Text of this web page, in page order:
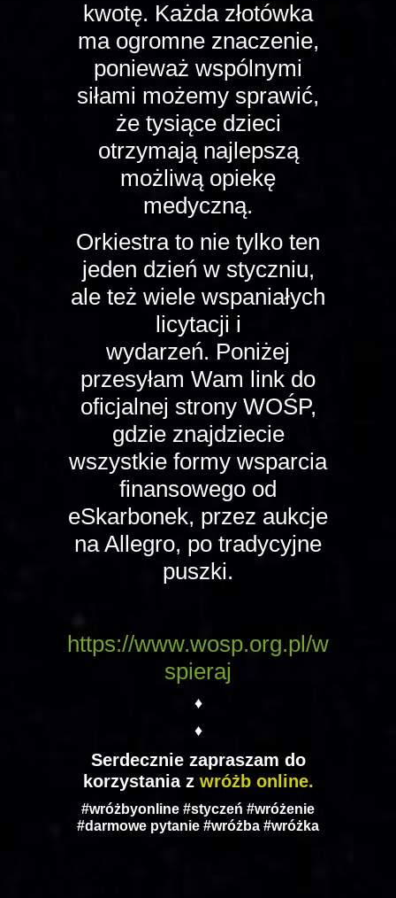
kwotę. Każda złotówka
ma ogromne znaczenie,
ponieważ wspólnymi
siłami możemy sprawić,
że tysiące dzieci
otrzymają najlepszą
możliwą opiekę
medyczną.
Orkiestra to nie tylko ten
jeden dzień w styczniu,
ale też wiele wspaniałych
licytacji i
wydarzeń. Poniżej
przesyłam Wam link do
oficjalnej strony WOŚP,
gdzie znajdziecie
wszystkie formy wsparcia
finansowego od
eSkarbonek, przez aukcje
na Allegro, po tradycyjne
puszki.
https://www.wosp.org.pl/w
spieraj
♦
♦
Serdecznie zapraszam do
korzystania z wróżb online.
#wróżbyonline #styczeń #wróżenie
#darmowe pytanie #wróżba #wróżka